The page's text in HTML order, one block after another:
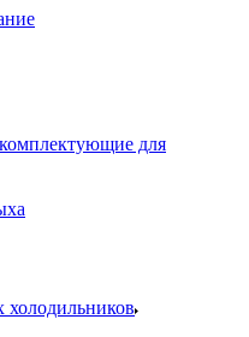
для
холодильников